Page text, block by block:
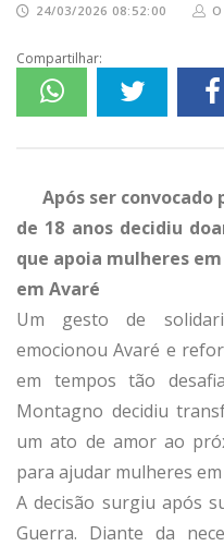
24/03/2026 08:52:00
Compartilhar:
Após ser
de 18 anos decidiu
que apoia mulheres
em Avaré
Um gesto de
emocionou Avaré e
em tempos tão
Montagno decidiu
um ato de amor ao
para ajudar mulheres
A decisão surgiu após
Guerra. Diante da